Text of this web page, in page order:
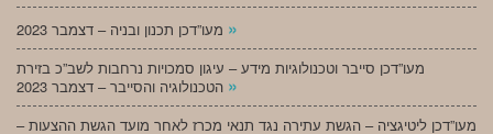
»
מעו”דכן סייבר וטכנולוגיות מידע – עיגון סמכויות נרחבות לשב”כ בזירת
»
מעו”דכן ליטיגציה – הגשת עתירה נגד תנאי מכרז לאחר מועד הגשת ההצעות –